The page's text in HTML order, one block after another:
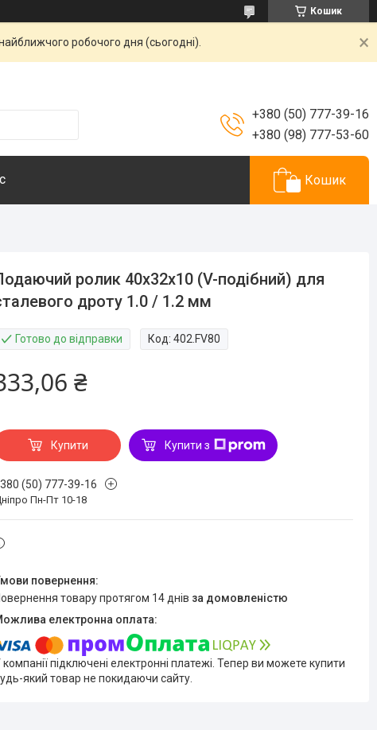
Кошик
робочого дня (сьогодні).
+380 (50) 777-39-16
+380 (98) 777-53-60
Кошик
ролик 40х32х10 (V-подібний) для
дроту 1.0 / 1.2 мм
Готово до відправки Код:402.FV80
₴
Купити Купити з
(50) 777-39-16
Пн-Пт 10-18
повернення товару протягом 14 днів за домовленістю
компанії підключені електронні платежі. Тепер ви можете купити
який товар не покидаючи сайту.